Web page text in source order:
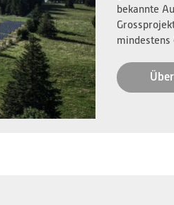
bekannte
mindestens